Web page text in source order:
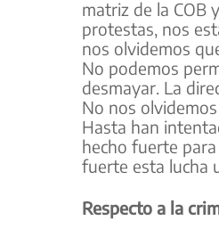
matriz de la COB
protestas, nos
nos olvidemos
No podemos
desmayar. La
No nos
Hasta han
hecho fuerte
fuerte esta lucha
Respecto a la